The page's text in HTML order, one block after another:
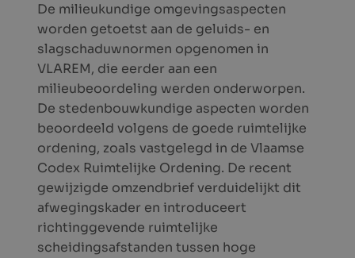
De milieukundige omgevingsaspecten
worden getoetst aan de geluids- en
slagschaduwnormen opgenomen in
VLAREM, die eerder aan een
milieubeoordeling werden onderworpen.
De stedenbouwkundige aspecten worden
beoordeeld volgens de goede ruimtelijke
ordening, zoals vastgelegd in de Vlaamse
Codex Ruimtelijke Ordening. De recent
gewijzigde omzendbrief verduidelijkt dit
afwegingskader en introduceert
richtinggevende ruimtelijke
scheidingsafstanden tussen hoge